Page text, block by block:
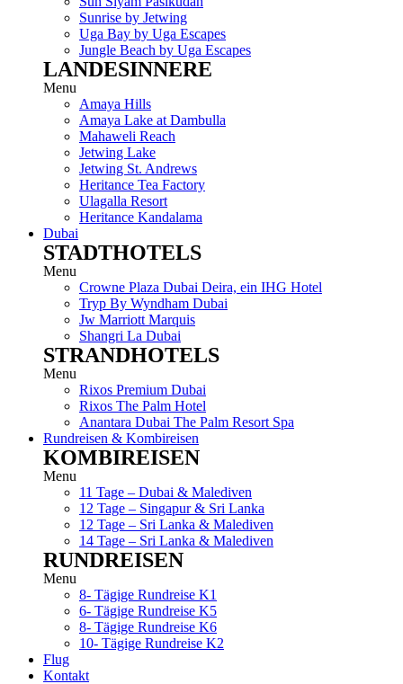
Sunrise by Jetwing
Uga Bay by Uga Escapes
Jungle Beach by Uga Escapes
LANDESINNERE
Menu
Amaya Hills
Amaya Lake at Dambulla
Mahaweli Reach
Jetwing Lake
Jetwing St. Andrews
Heritance Tea Factory
Ulagalla Resort
Heritance Kandalama
Dubai
STADTHOTELS
Menu
Crowne Plaza Dubai Deira, ein IHG Hotel
Tryp By Wyndham Dubai
Jw Marriott Marquis
Shangri La Dubai
STRANDHOTELS
Menu
Rixos Premium Dubai
Rixos The Palm Hotel
Anantara Dubai The Palm Resort Spa
Rundreisen & Kombireisen
KOMBIREISEN
Menu
11 Tage – Dubai & Malediven
12 Tage – Singapur & Sri Lanka
12 Tage – Sri Lanka & Malediven
14 Tage – Sri Lanka & Malediven
RUNDREISEN
Menu
8- Tägige Rundreise K1
6- Tägige Rundreise K5
8- Tägige Rundreise K6
10- Tägige Rundreise K2
Flug
Kontakt